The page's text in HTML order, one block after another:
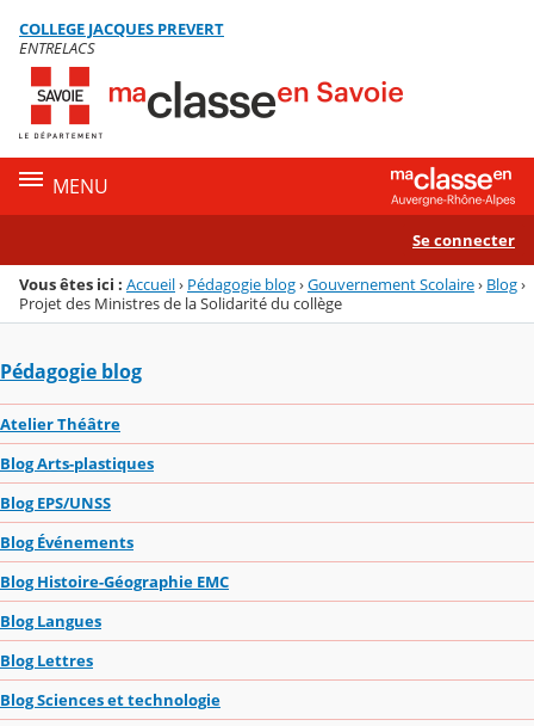
Menu de la rubrique
Contenu
COLLEGE JACQUES PREVERT
ENTRELACS
MENU
Se connecter
Vous êtes ici : Accueil› Pédagogie blog›Gouvernement Scolaire› Blog›
Projet des Ministres de la Solidarité du collège
Pédagogie blog
Atelier Théâtre
Blog Arts-plastiques
Blog EPS/UNSS
Blog Événements
Blog Histoire-Géographie EMC
Blog Langues
Blog Lettres
Blog Sciences et technologie